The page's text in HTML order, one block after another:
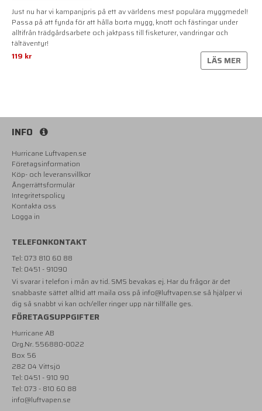
Just nu har vi kampanjpris på ett av världens mest populära myggmedel!
Passa på att fynda för att hålla borta mygg, knott och fästingar under
alltifrån trädgårdsarbete och jaktpass till fisketurer, vandringar och
tältäventyr!
119 kr
LÄS MER
INFO
Hurricane Luftvapen.se
Företagsinformation
Köp- och leveransvillkor
Ångerrättsformulär
Integritetspolicy
Kontakta oss
Logga in
TELEFONKONTAKT
Tel: 073 810 60 88
Tel: 0451 - 91090
Vi svarar i telefon i mån av tid. SMS bevakas ej. Har du frågor är det
snabbaste sättet alltid att maila oss på info@luftvapen.se så hjälper vi
dig så snabbt vi kan och/eller ringer upp när tillfälle ges.
FÖRETAGSUPPGIFTER
Hurricane AB
Org.Nr. 556880-0022
Box 56
282 04 Vittsjö
Tel: 0451 - 910 90
Tel: 073 - 810 60 88
info@luftvapen.se